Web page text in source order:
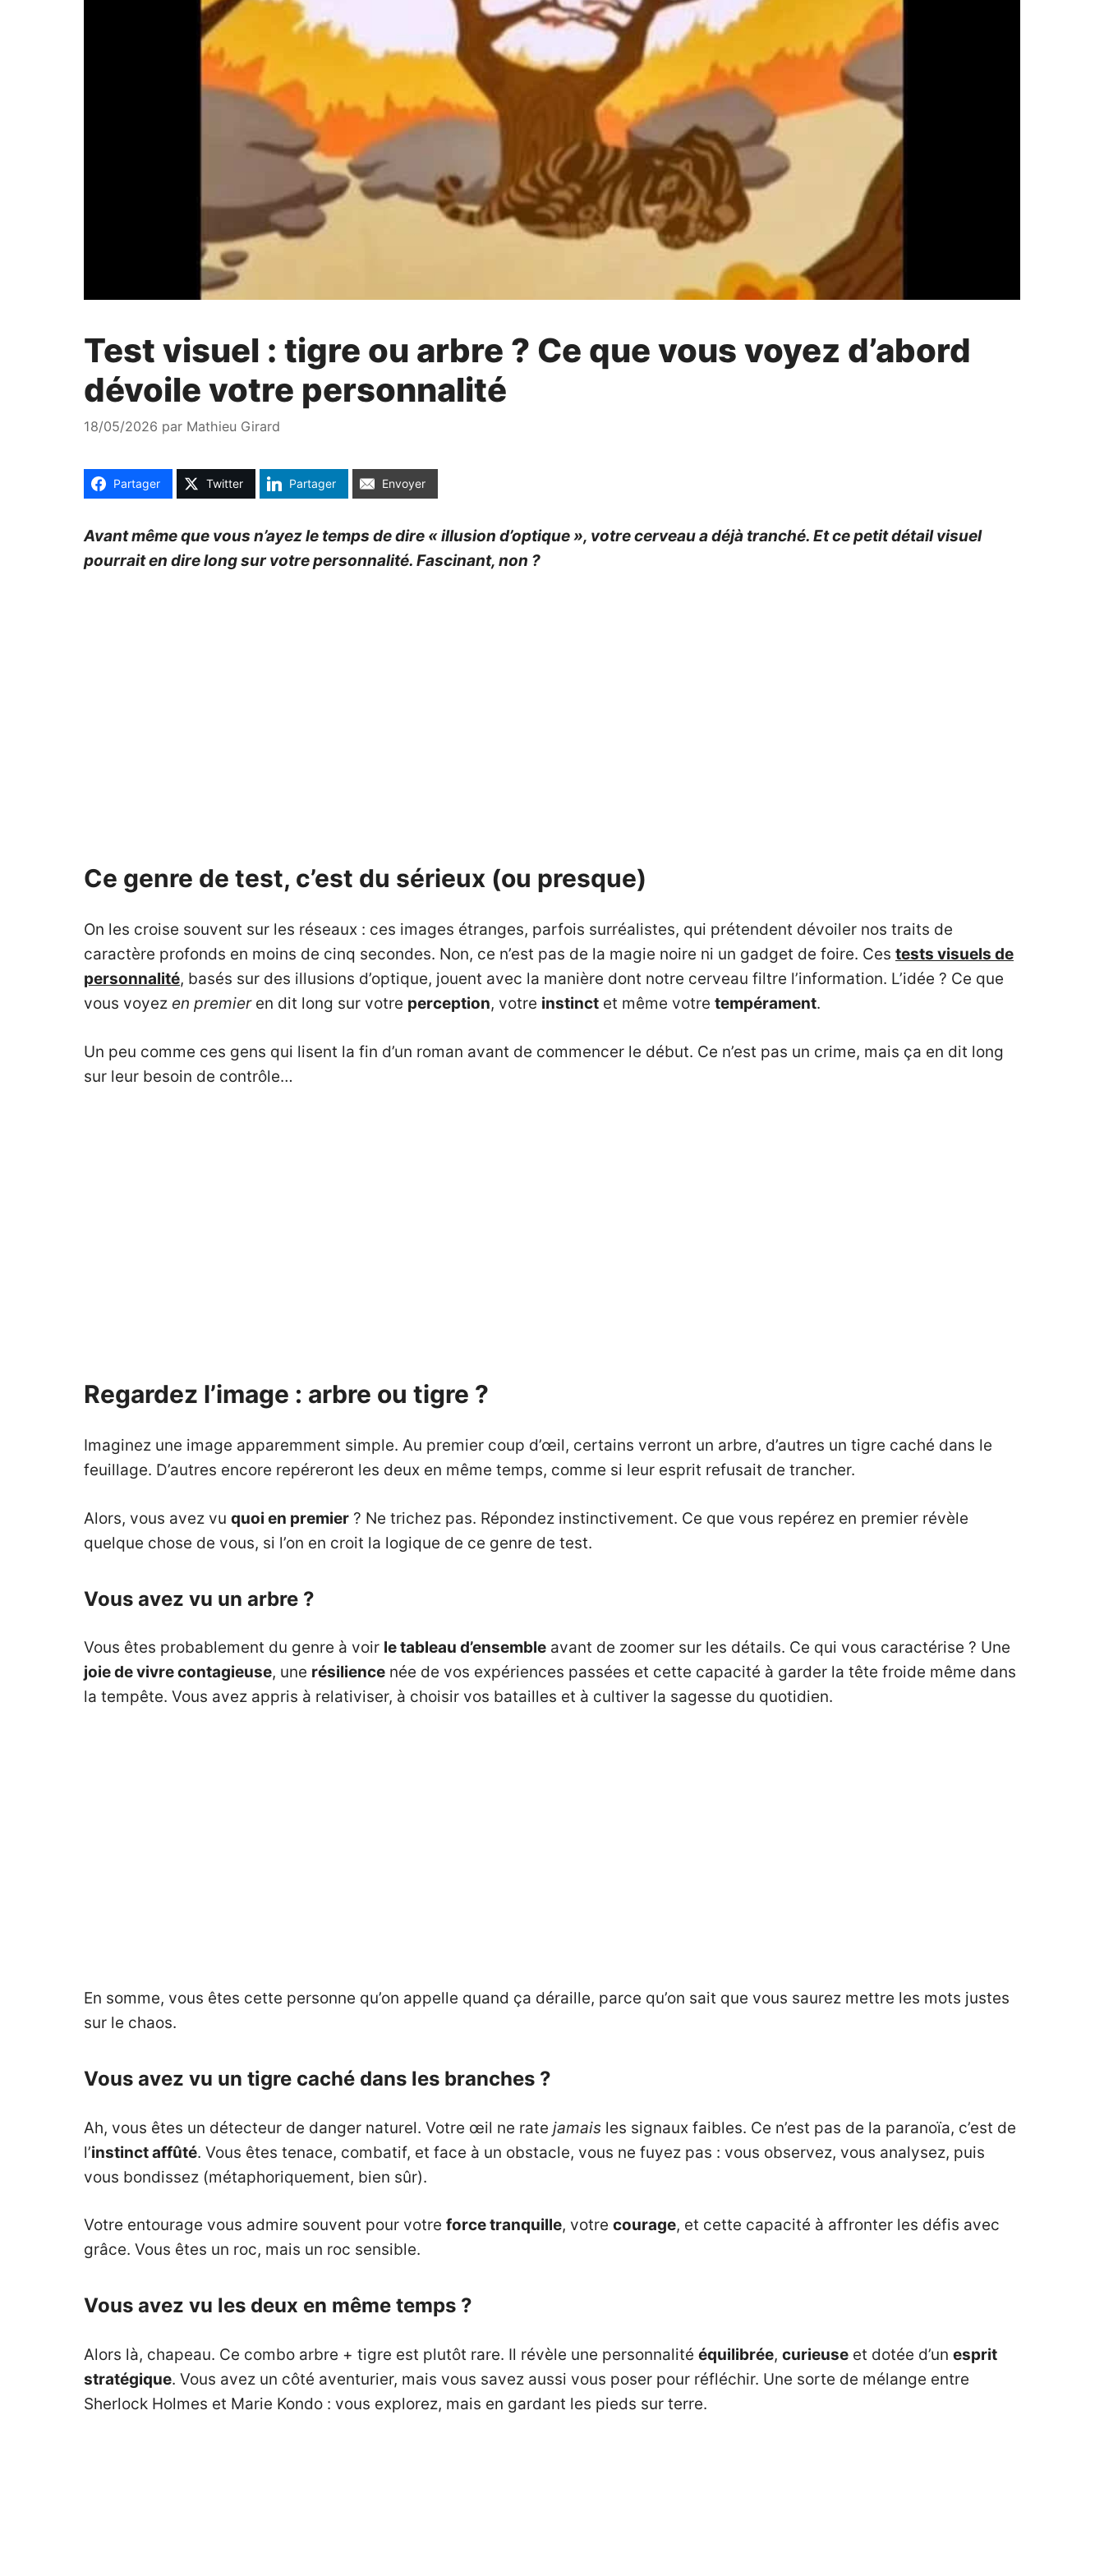
Test visuel : tigre ou arbre ? Ce que vous voyez d’abord
dévoile votre personnalité
18/05/2026 par Mathieu Girard
Partager Twitter Partager Envoyer
Avant même que vous n’ayez le temps de dire « illusion d’optique », votre cerveau a déjà tranché. Et ce petit détail visuel
pourrait en dire long sur votre personnalité. Fascinant, non ?
Ce genre de test, c’est du sérieux (ou presque)
On les croise souvent sur les réseaux : ces images étranges, parfois surréalistes, qui prétendent dévoiler nos traits de
caractère profonds en moins de cinq secondes. Non, ce n’est pas de la magie noire ni un gadget de foire. Ces tests visuels de
personnalité, basés sur des illusions d’optique, jouent avec la manière dont notre cerveau filtre l’information. L’idée ? Ce que
vous voyez en premieren dit long sur votre perception, votre instinct et même votre tempérament.
Un peu comme ces gens qui lisent la fin d’un roman avant de commencer le début. Ce n’est pas un crime, mais ça en dit long
sur leur besoin de contrôle…
Regardez l’image : arbre ou tigre ?
Imaginez une image apparemment simple. Au premier coup d’œil, certains verront un arbre, d’autres un tigre caché dans le
feuillage. D’autres encore repéreront les deux en même temps, comme si leur esprit refusait de trancher.
Alors, vous avez vu quoi en premier ? Ne trichez pas. Répondez instinctivement. Ce que vous repérez en premier révèle
quelque chose de vous, si l’on en croit la logique de ce genre de test.
Vous avez vu un arbre ?
Vous êtes probablement du genre à voir le tableau d’ensemble avant de zoomer sur les détails. Ce qui vous caractérise ? Une
joie de vivre contagieuse, une résilience née de vos expériences passées et cette capacité à garder la tête froide même dans
la tempête. Vous avez appris à relativiser, à choisir vos batailles et à cultiver la sagesse du quotidien.
En somme, vous êtes cette personne qu’on appelle quand ça déraille, parce qu’on sait que vous saurez mettre les mots justes
sur le chaos.
Vous avez vu un tigre caché dans les branches ?
Ah, vous êtes un détecteur de danger naturel. Votre œil ne rate jamais les signaux faibles. Ce n’est pas de la paranoïa, c’est de
l’instinct affûté. Vous êtes tenace, combatif, et face à un obstacle, vous ne fuyez pas : vous observez, vous analysez, puis
vous bondissez (métaphoriquement, bien sûr).
Votre entourage vous admire souvent pour votre force tranquille, votre courage, et cette capacité à affronter les défis avec
grâce. Vous êtes un roc, mais un roc sensible.
Vous avez vu les deux en même temps ?
Alors là, chapeau. Ce combo arbre + tigre est plutôt rare. Il révèle une personnalité équilibrée, curieuse et dotée d’un esprit
stratégique. Vous avez un côté aventurier, mais vous savez aussi vous poser pour réfléchir. Une sorte de mélange entre
Sherlock Holmes et Marie Kondo : vous explorez, mais en gardant les pieds sur terre.